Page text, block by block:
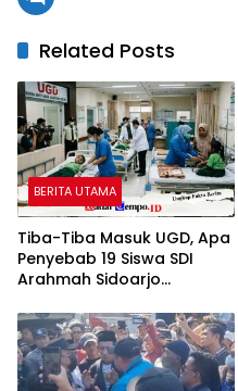
Related Posts
BERITA UTAMA
Tiba-Tiba Masuk UGD, Apa
Penyebab 19 Siswa SDI
Arahmah Sidoarjo